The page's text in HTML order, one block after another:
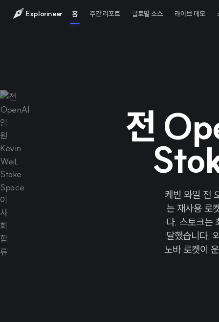
Explorineer 홈 주간 리포트 글로벌 소스 라이브 데모
전
케빈 와일 전
는 재사용 로
다. 스토크는
달했습니다.
노바 로켓이